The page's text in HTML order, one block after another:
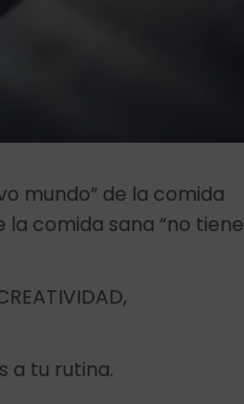
mundo” de la comida
comida sana “no tiene
a tu rutina.